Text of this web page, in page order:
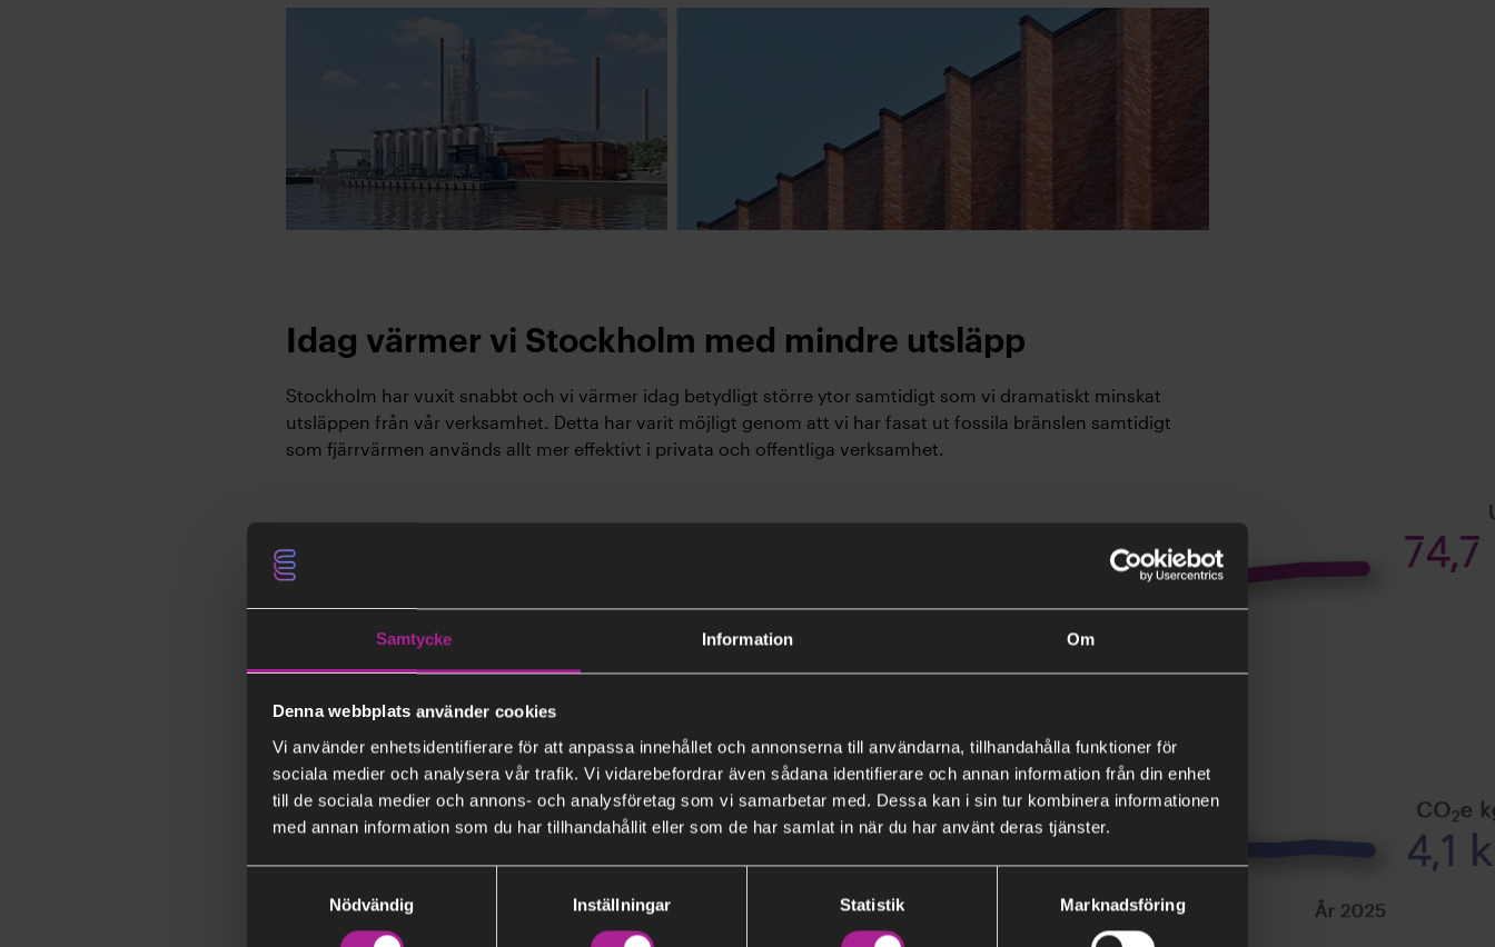
Samtycke Information Om
Denna webbplats använder cookies
Vi använder enhetsidentifierare för att anpassa innehållet och annonserna till användarna, tillhandahålla funktioner för
sociala medier och analysera vår trafik. Vi vidarebefordrar även sådana identifierare och annan information från din enhet
till de sociala medier och annons- och analysföretag som vi samarbetar med. Dessa kan i sin tur kombinera informationen
med annan information som du har tillhandahållit eller som de har samlat in när du har använt deras tjänster.
Nödvändig
Inställningar Statistik Marknadsföring
Idag värmer vi Stockholm med mindre utsläpp
Stockholm har vuxit snabbt och vi värmer idag betydligt större ytor samtidigt som vi dramatiskt minskat
utsläppen från vår verksamhet. Detta har varit möjligt genom att vi har fasat ut fossila bränslen samtidigt
som fjärrvärmen används allt mer effektivt i privata och offentliga verksamhet.